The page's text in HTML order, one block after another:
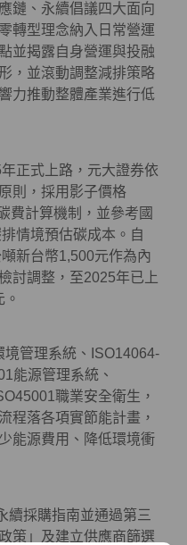
鏈、永續倡議四大面向
轉型理念納入日常營運
並揭露自身營運與投融
，並滾動調整減排策略
力推動整體產業進行低
正式上路，元大證券依
則，採用影子價格
費計算機制，並參考國
情境預估碳成本。自
新台幣1,500元作為內
討調整，至2025年已上
管理系統、ISO14064-
能源管理系統、
職業安全衛生，
程落各項實節能計畫，
能源費用、降低環境衝
續採購指南並通過第三
策」及建立供應商篩選